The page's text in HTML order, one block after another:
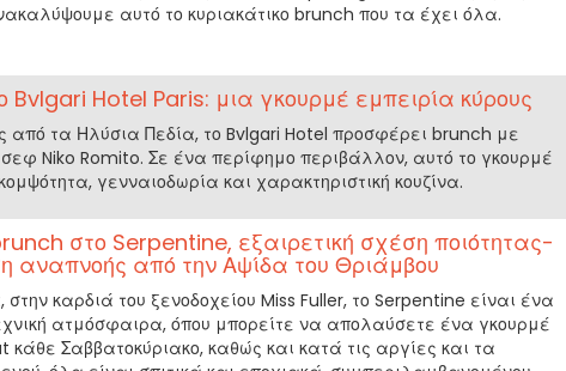
αυτό το κυριακάτικο brunch που τα έχει όλα.
Bvlgari Hotel Paris: μια γκουρμέ εμπειρία κύρους
τα Ηλύσια Πεδία, το Bvlgari Hotel προσφέρει brunch με
σεφ Niko Romito. Σε ένα περίφημο περιβάλλον, αυτό το γκουρμέ
γενναιοδωρία και χαρακτηριστική κουζίνα.
στο Serpentine, εξαιρετική σχέση ποιότητας-
αναπνοής από την Αψίδα του Θριάμβου
καρδιά του ξενοδοχείου Miss Fuller, το Serpentine είναι ένα
ατμόσφαιρα, όπου μπορείτε να απολαύσετε ένα γκουρμέ
Σαββατοκύριακο, καθώς και κατά τις αργίες και τα